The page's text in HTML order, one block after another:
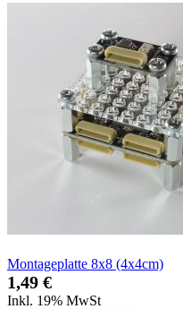
Montageplatte 8x8 (4x4cm)
1,49 €
Inkl. 19% MwSt